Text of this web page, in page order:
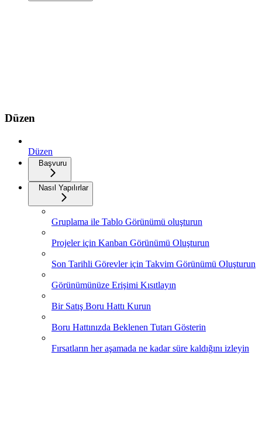
Düzen
Düzen
Başvuru
Nasıl Yapılırlar
Gruplama ile Tablo Görünümü oluşturun
Projeler için Kanban Görünümü Oluşturun
Son Tarihli Görevler için Takvim Görünümü Oluşturun
Görünümünüze Erişimi Kısıtlayın
Bir Satış Boru Hattı Kurun
Boru Hattınızda Beklenen Tutarı Gösterin
Fırsatların her aşamada ne kadar süre kaldığını izleyin